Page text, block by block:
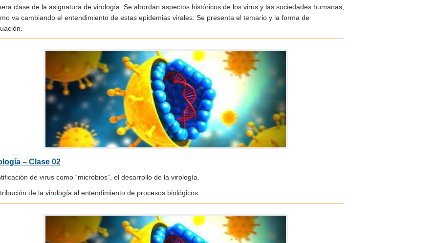
clase de la asignatura de virología. Se abordan aspectos históricos de los virus y las sociedades humanas,
va cambiando el entendimiento de estas epidemias virales. Se presenta el temario y la forma de
– Clase 02
de virus como “microbios”, el desarrollo de la virología.
de la virología al entendimiento de procesos biológicos.